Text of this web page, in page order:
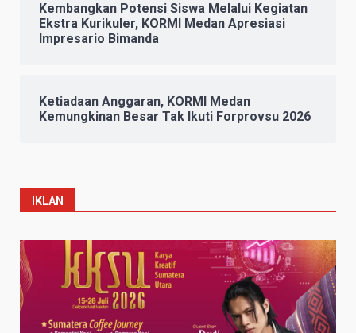
Kembangkan Potensi Siswa Melalui Kegiatan
Ekstra Kurikuler, KORMI Medan Apresiasi
Impresario Bimanda
Ketiadaan Anggaran, KORMI Medan
Kemungkinan Besar Tak Ikuti Forprovsu 2026
IKLAN